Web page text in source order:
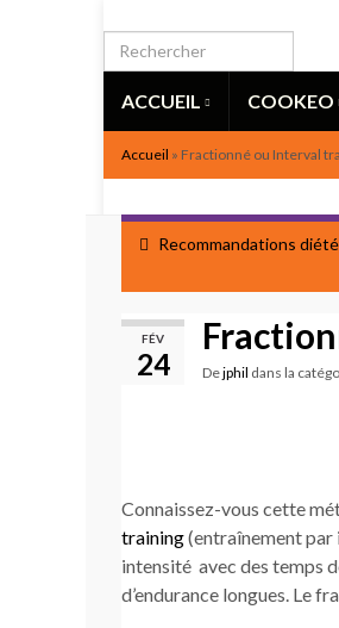
ACCUEIL COOKEO
Accueil » Fractionné ou Interval
Recommandations
FÉV
24 Dejphil dans la
Connaissez-vous cette
training(entraînement par
intensité avec des temps
d’endurance longues. Le